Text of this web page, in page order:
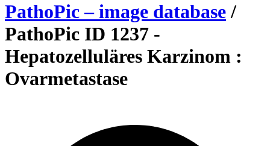
PathoPic – image database /
PathoPic ID 1237 -
Hepatozelluläres Karzinom :
Ovarmetastase